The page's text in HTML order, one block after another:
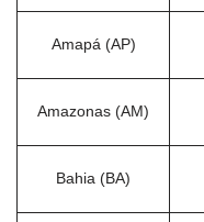
Amapá (AP)
Amazonas (AM)
Bahia (BA)